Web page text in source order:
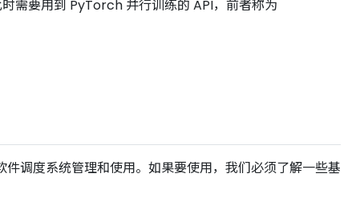
需要用到 PyTorch 并行训练的 API，前者称为
调度系统管理和使用。如果要使用，我们必须了解一些基